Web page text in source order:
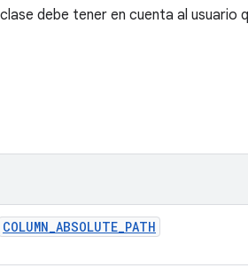
debe tener en cuenta al
COLUMN_ABSOLUTE_PATH